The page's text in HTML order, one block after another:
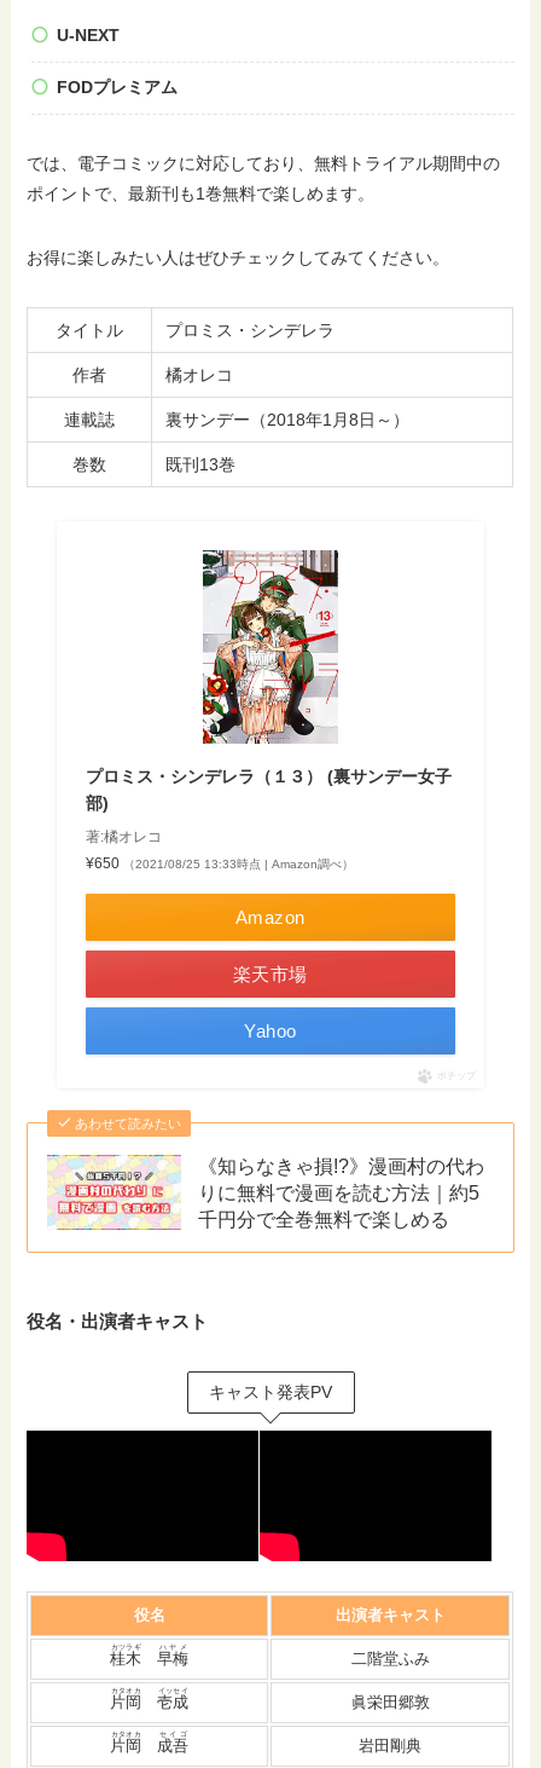
U-NEXT
FODプレミアム
では、電子コミックに対応しており、無料トライアル期間中の
ポイントで、最新刊も1巻無料で楽しめます。
お得に楽しみたい人はぜひチェックしてみてください。
タイトル プロミス・シンデレラ
作者 橘オレコ
連載誌 裏サンデー（2018年1月8日～）
巻数 既刊13巻
プロミス・シンデレラ（１３） (裏サンデー女子
部)
著:橘オレコ
¥650
（2021/08/25 13:33時点 | Amazon調べ）
Amazon
楽天市場
Yahoo
ポチップ
あわせて読みたい
《知らなきゃ損!?》漫画村の代わ
りに無料で漫画を読む方法｜約5
千円分で全巻無料で楽しめる
役名・出演者キャスト
キャスト発表PV
役名 出演者キャスト
桂木
カツラギ
早梅
ハヤメ
二階堂ふみ
片岡
カタオカ
壱成
イッセイ
眞栄田郷敦
片岡
カタオカ
成吾
セイゴ
岩田剛典